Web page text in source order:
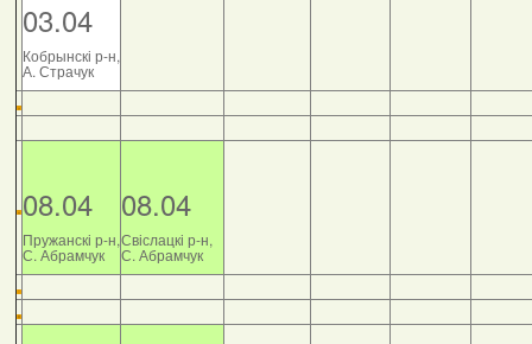
03.04
Кобрынскі р-н,
А. Страчук
08.04
Пружанскі р-н,
С. Абрамчук
08.04
Свіслацкі р-н,
С. Абрамчук